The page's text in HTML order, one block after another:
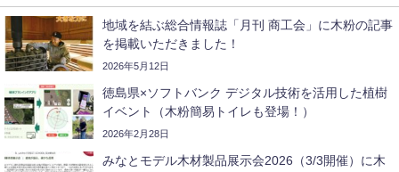
地域を結ぶ総合情報誌「月刊 商工会」に木粉の記事
を掲載いただきました！
2026年5月12日
徳島県×ソフトバンク デジタル技術を活用した植樹
イベント（木粉簡易トイレも登場！）
2026年2月28日
みなとモデル木材製品展示会2026（3/3開催）に木